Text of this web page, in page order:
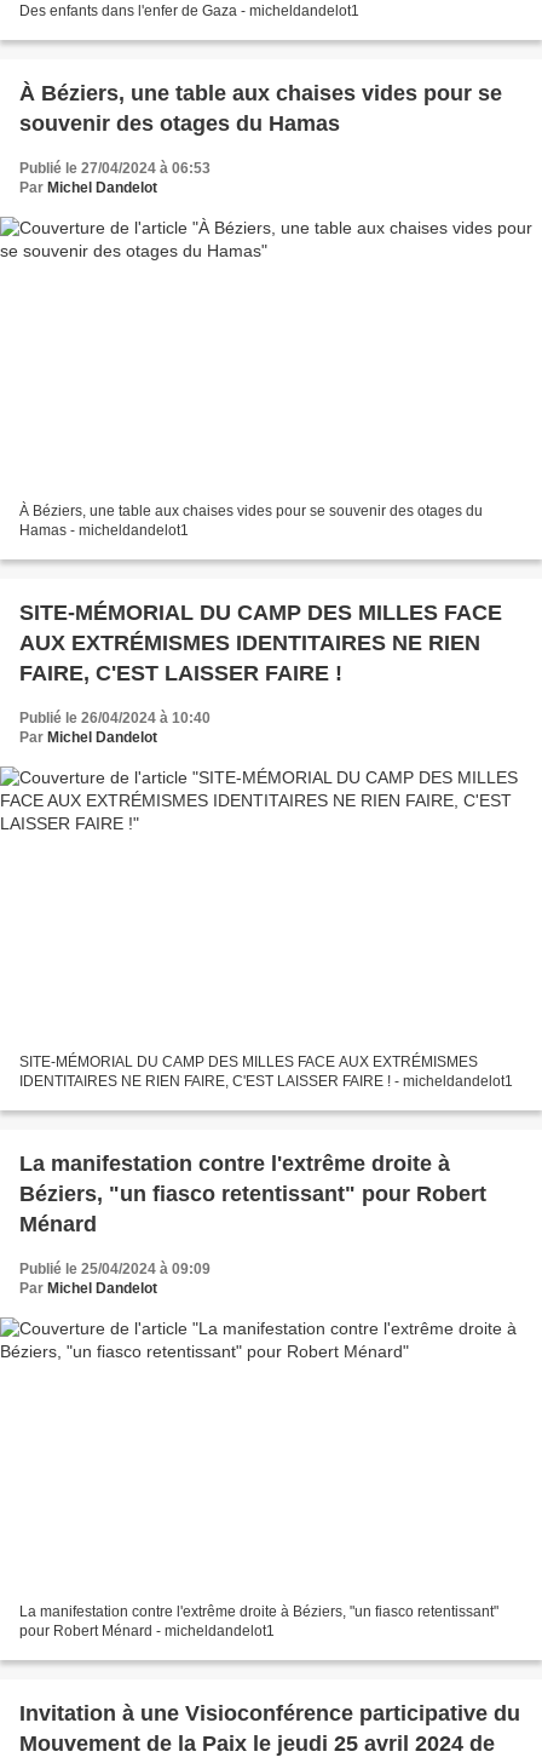
Des enfants dans l'enfer de Gaza - micheldandelot1
À Béziers, une table aux chaises vides pour se
souvenir des otages du Hamas
Publié le 27/04/2024 à 06:53
Par Michel Dandelot
À Béziers, une table aux chaises vides pour se souvenir des otages du
Hamas - micheldandelot1
SITE-MÉMORIAL DU CAMP DES MILLES FACE
AUX EXTRÉMISMES IDENTITAIRES NE RIEN
FAIRE, C'EST LAISSER FAIRE !
Publié le 26/04/2024 à 10:40
Par Michel Dandelot
SITE-MÉMORIAL DU CAMP DES MILLES FACE AUX EXTRÉMISMES
IDENTITAIRES NE RIEN FAIRE, C'EST LAISSER FAIRE ! - micheldandelot1
La manifestation contre l'extrême droite à
Béziers, "un fiasco retentissant" pour Robert
Ménard
Publié le 25/04/2024 à 09:09
Par Michel Dandelot
La manifestation contre l'extrême droite à Béziers, "un fiasco retentissant"
pour Robert Ménard - micheldandelot1
Invitation à une Visioconférence participative du
Mouvement de la Paix le jeudi 25 avril 2024 de